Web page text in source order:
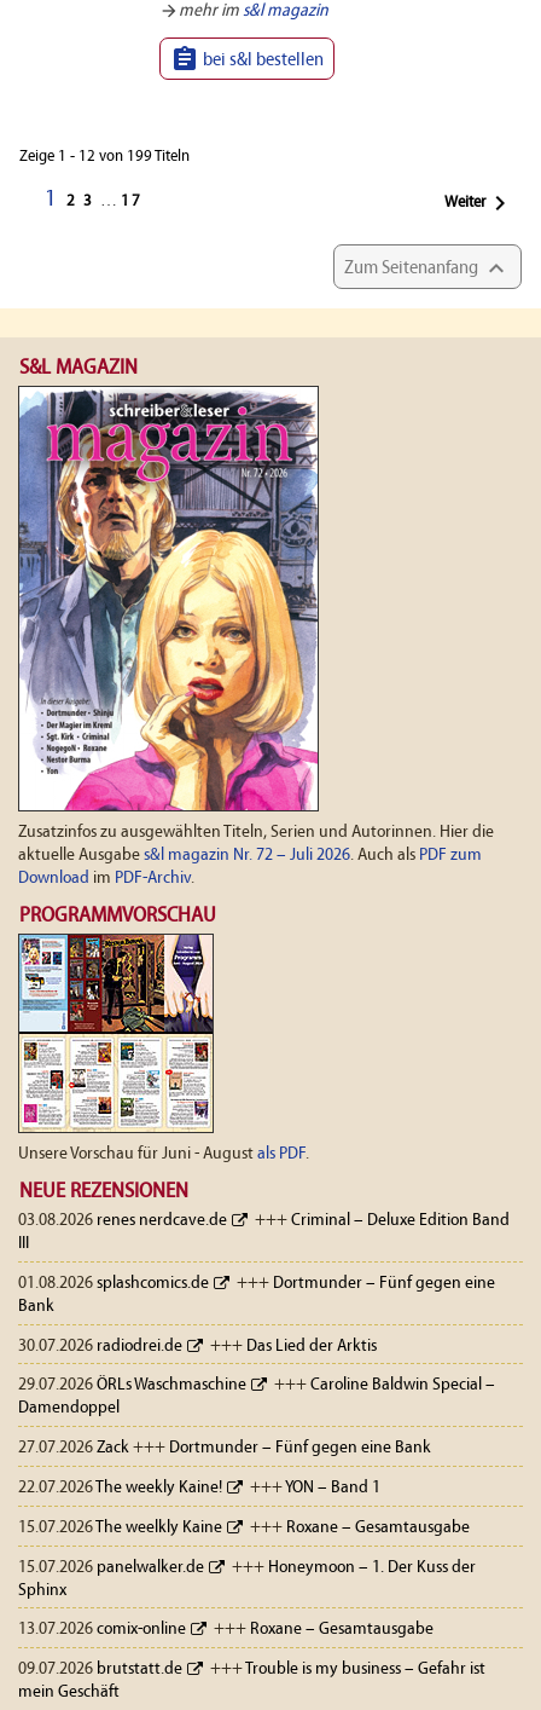
arrow_forward mehr ims&l magazin
 bei s&l bestellen
Zeige 1 - 12 von 199 Titeln
1 2 3 … 17 Weiter
Zum Seitenanfang 
S&L MAGAZIN
Zusatzinfos zu ausgewählten Titeln, Serien und Autorinnen. Hier die
aktuelle Ausgabe s&l magazin Nr. 72 – Juli 2026. Auch als PDF zum
Download im PDF-Archiv.
PROGRAMMVORSCHAU
Unsere Vorschau für Juni - August als PDF.
NEUE REZENSIONEN
03.08.2026 renes nerdcave.de +++ Criminal – Deluxe Edition Band
III
01.08.2026 splashcomics.de +++ Dortmunder – Fünf gegen eine
Bank
30.07.2026 radiodrei.de +++ Das Lied der Arktis
29.07.2026 ÖRLs Waschmaschine +++ Caroline Baldwin Special –
Damendoppel
27.07.2026 Zack +++ Dortmunder – Fünf gegen eine Bank
22.07.2026 The weekly Kaine! +++ YON – Band 1
15.07.2026 The weelkly Kaine +++ Roxane – Gesamtausgabe
15.07.2026 panelwalker.de +++ Honeymoon – 1. Der Kuss der
Sphinx
13.07.2026 comix-online +++ Roxane – Gesamtausgabe
09.07.2026 brutstatt.de +++ Trouble is my business – Gefahr ist
mein Geschäft